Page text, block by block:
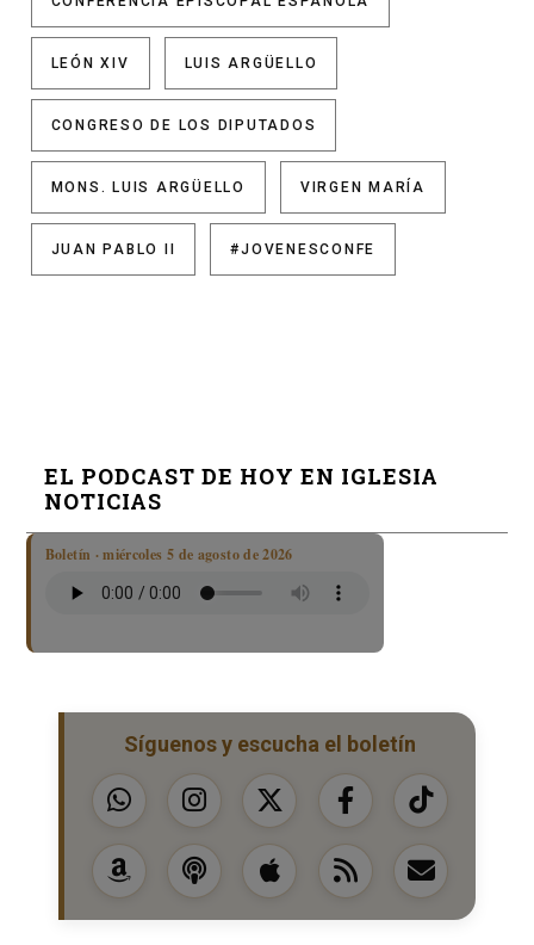
LEÓN XIV LUIS ARGÜELLO
CONGRESO DE LOS DIPUTADOS
MONS. LUIS ARGÜELLO VIRGEN MARÍA
JUAN PABLO II #JOVENESCONFE
EL PODCAST DE HOY EN IGLESIA
NOTICIAS
Boletín · miércoles 5 de agosto de 2026
Síguenos y escucha el boletín